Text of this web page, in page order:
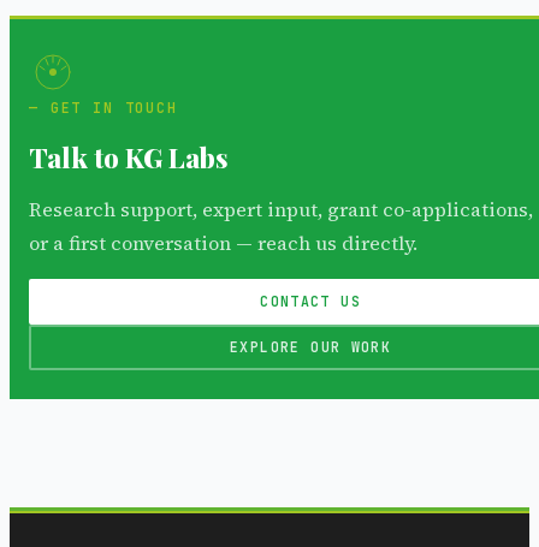
GET IN TOUCH
Talk to KG Labs
Research support, expert input, grant co-applications,
or a first conversation — reach us directly.
CONTACT US
EXPLORE OUR WORK